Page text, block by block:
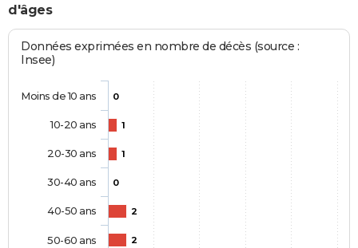
d'âges
Données exprimées en nombre de décès (source :
Insee)
0
1
1
0
2
2
Moins de 10 ans
10-20 ans
20-30 ans
30-40 ans
40-50 ans
50-60 ans